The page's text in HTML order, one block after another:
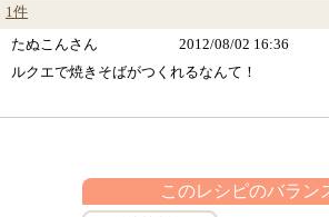
1件
たぬこんさん
2012/08/02 16:36
ルクエで焼きそばがつくれるなんて！
このレシピのバラン